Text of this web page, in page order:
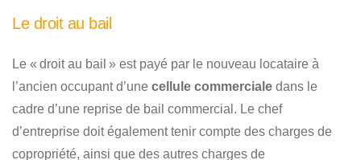
Le droit au bail
Le « droit au bail » est payé par le nouveau locataire à
l’ancien occupant d’une cellule commerciale dans le
cadre d’une reprise de bail commercial. Le chef
d’entreprise doit également tenir compte des charges de
copropriété, ainsi que des autres charges de